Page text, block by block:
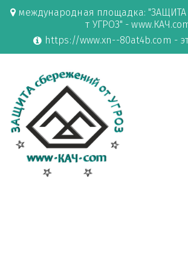
международная площадка:
т УГРОЗ" -
https://www.xn--80at4b.com -